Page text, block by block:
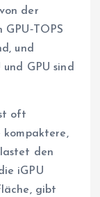
der
und
GPU sind
oft
kompaktere,
den
iGPU
gibt